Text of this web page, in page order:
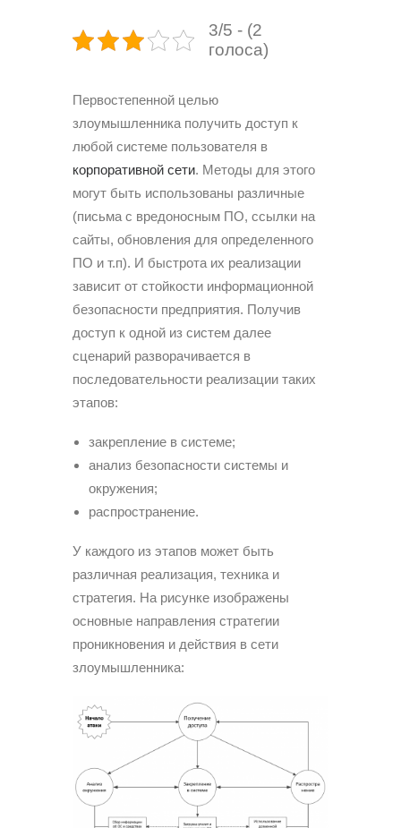
3/5 - (2
голоса)
Первостепенной целью
злоумышленника получить доступ к
любой системе пользователя в
корпоративной сети. Методы для этого
могут быть использованы различные
(письма с вредоносным ПО, ссылки на
сайты, обновления для определенного
ПО и т.п). И быстрота их реализации
зависит от стойкости информационной
безопасности предприятия. Получив
доступ к одной из систем далее
сценарий разворачивается в
последовательности реализации таких
этапов:
закрепление в системе;
анализ безопасности системы и
окружения;
распространение.
У каждого из этапов может быть
различная реализация, техника и
стратегия. На рисунке изображены
основные направления стратегии
проникновения и действия в сети
злоумышленника: